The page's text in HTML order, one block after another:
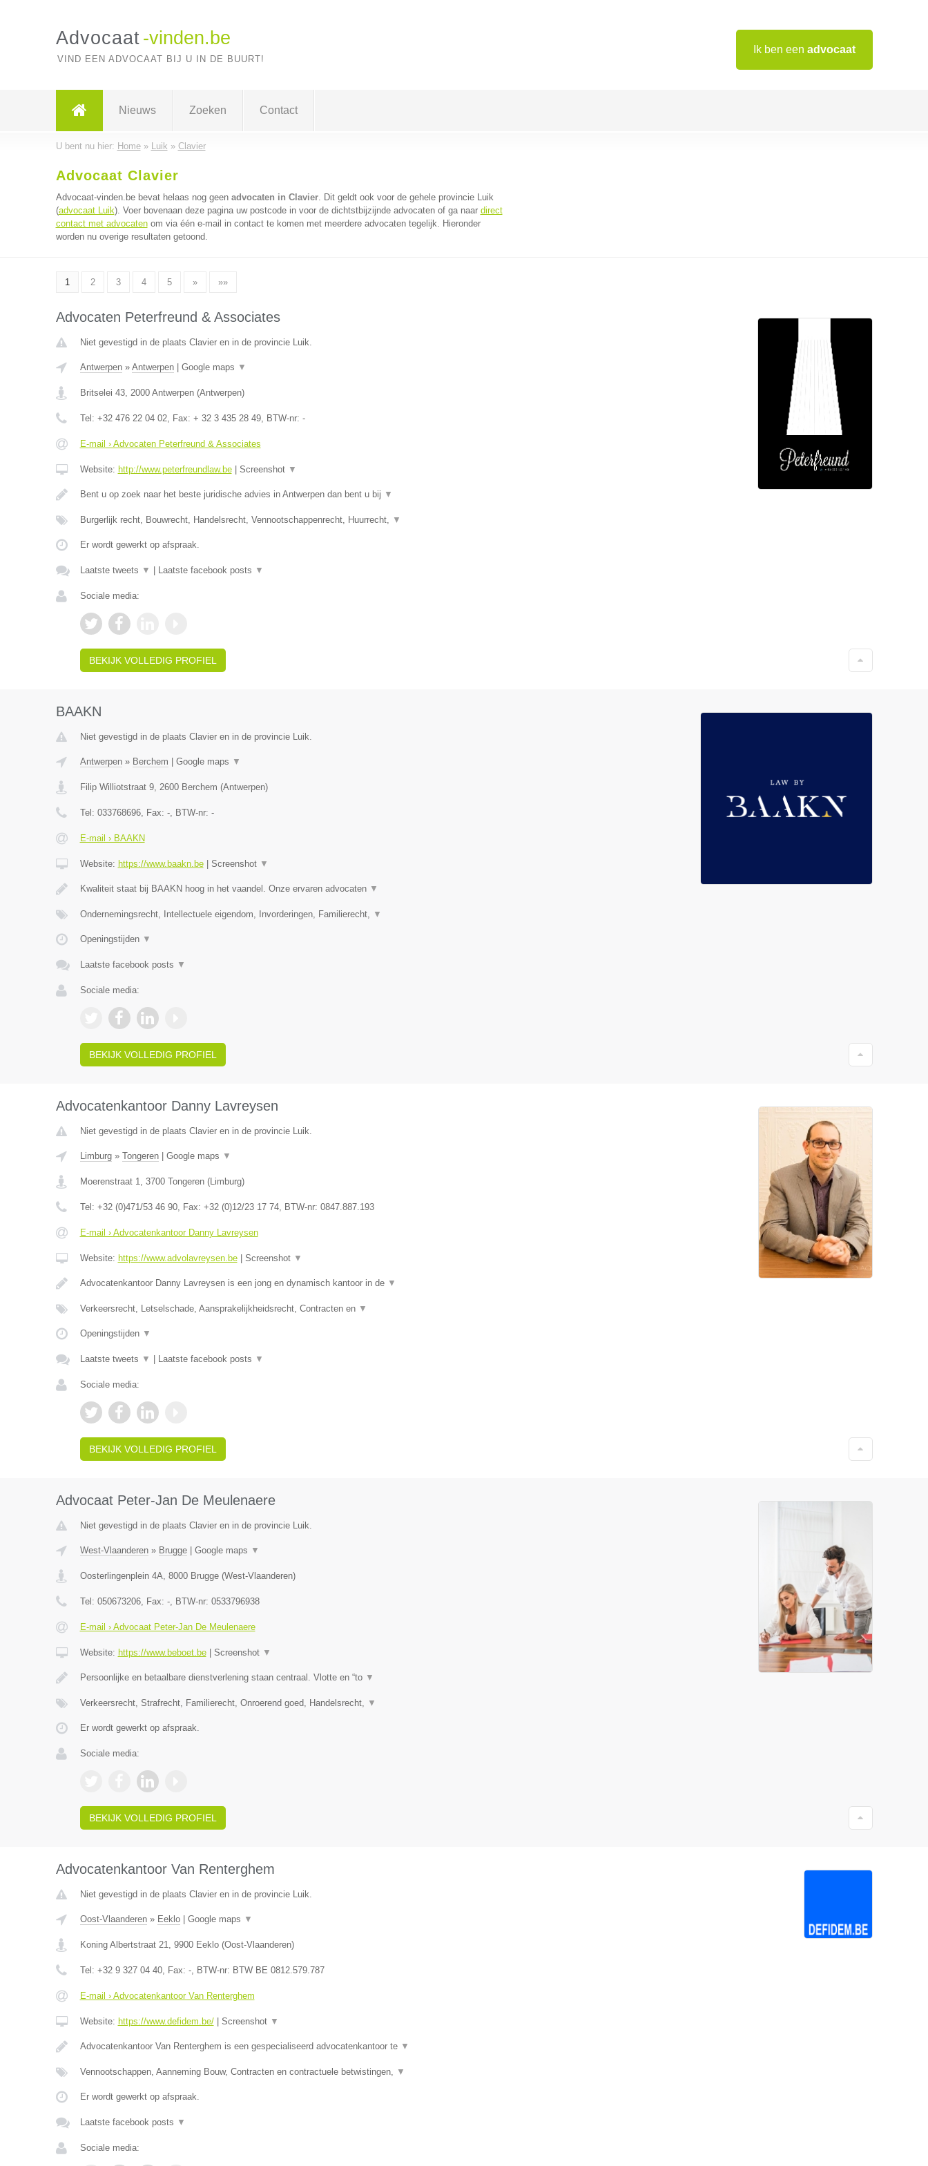
Ik ben een advocaat
Advocaat -vinden.be
VIND EEN ADVOCAAT BIJ U IN DE BUURT!
Nieuws Zoeken Contact
U bent nu hier: Home» Luik » Clavier
Advocaat Clavier
Advocaat-vinden.be bevat helaas nog geen advocaten in Clavier. Dit geldt ook voor de gehele provincie Luik
(advocaat Luik). Voer bovenaan deze pagina uw postcode in voor de dichtstbijzijnde advocaten of ga naar direct
contact met advocatenom via één e-mail in contact te komen met meerdere advocaten tegelijk. Hieronder
worden nu overige resultaten getoond.
1 2 3 4 5 » »»
Advocaten Peterfreund & Associates
Niet gevestigd in de plaats Clavier en in de provincie Luik.
Antwerpen» Antwerpen| Google maps ▼
Britselei 43, 2000 Antwerpen(Antwerpen)
Tel: +32 476 22 04 02, Fax: + 32 3 435 28 49, BTW-nr: -
E-mail › Advocaten Peterfreund & Associates
Website: http://www.peterfreundlaw.be| Screenshot ▼
Bent u op zoek naar het beste juridische advies in Antwerpen dan bent u bij ▼
Burgerlijk recht, Bouwrecht, Handelsrecht, Vennootschappenrecht, Huurrecht, ▼
Er wordt gewerkt op afspraak.
Laatste tweets ▼ Laatste facebook posts ▼
Sociale media:
BEKIJK VOLLEDIG PROFIEL
BAAKN
Niet gevestigd in de plaats Clavier en in de provincie Luik.
Antwerpen» Berchem Google maps ▼
Filip Williotstraat 9, 2600 Berchem (Antwerpen)
Tel: 033768696, Fax: -, BTW-nr: -
E-mail › BAAKN
Website: https://www.baakn.be| Screenshot ▼
Kwaliteit staat bij BAAKN hoog in het vaandel. Onze ervaren advocaten ▼
Ondernemingsrecht, Intellectuele eigendom, Invorderingen, Familierecht, ▼
Openingstijden ▼
Laatste facebook posts ▼
Sociale media:
BEKIJK VOLLEDIG PROFIEL
Advocatenkantoor Danny Lavreysen
Niet gevestigd in de plaats Clavier en in de provincie Luik.
Limburg» Tongeren| Google maps ▼
Moerenstraat 1, 3700 Tongeren(Limburg)
Tel: +32 (0)471/53 46 90, Fax: +32 (0)12/23 17 74, BTW-nr: 0847.887.193
E-mail › Advocatenkantoor Danny Lavreysen
Website: https://www.advolavreysen.be| Screenshot ▼
Advocatenkantoor Danny Lavreysen is een jong en dynamisch kantoor in de ▼
Verkeersrecht, Letselschade, Aansprakelijkheidsrecht, Contracten en ▼
Openingstijden ▼
Laatste tweets ▼ Laatste facebook posts ▼
Sociale media:
BEKIJK VOLLEDIG PROFIEL
Advocaat Peter-Jan De Meulenaere
Niet gevestigd in de plaats Clavier en in de provincie Luik.
West-Vlaanderen» Brugge| Google maps ▼
Oosterlingenplein 4A, 8000 Brugge(West-Vlaanderen)
Tel: 050673206, Fax: -, BTW-nr: 0533796938
E-mail › Advocaat Peter-Jan De Meulenaere
Website: https://www.beboet.be| Screenshot ▼
Persoonlijke en betaalbare dienstverlening staan centraal. Vlotte en “to ▼
Verkeersrecht, Strafrecht, Familierecht, Onroerend goed, Handelsrecht, ▼
Er wordt gewerkt op afspraak.
Sociale media:
BEKIJK VOLLEDIG PROFIEL
Advocatenkantoor Van Renterghem
Niet gevestigd in de plaats Clavier en in de provincie Luik.
Oost-Vlaanderen» Eeklo| Google maps ▼
Koning Albertstraat 21, 9900 Eeklo(Oost-Vlaanderen)
Tel: +32 9 327 04 40, Fax: -, BTW-nr: BTW BE 0812.579.787
E-mail › Advocatenkantoor Van Renterghem
Website: https://www.defidem.be/| Screenshot ▼
Advocatenkantoor Van Renterghem is een gespecialiseerd advocatenkantoor te ▼
Vennootschappen, Aanneming Bouw, Contracten en contractuele betwistingen, ▼
Er wordt gewerkt op afspraak.
Laatste facebook posts ▼
Sociale media: